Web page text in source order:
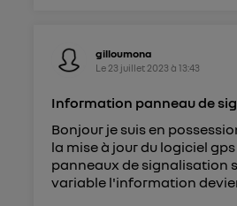
gilloumona
Le 23 juillet 2023 à13:43
Information panneau de
Bonjour je suis en
la mise à jour du logiciel
panneaux de signalisation
variable l'information